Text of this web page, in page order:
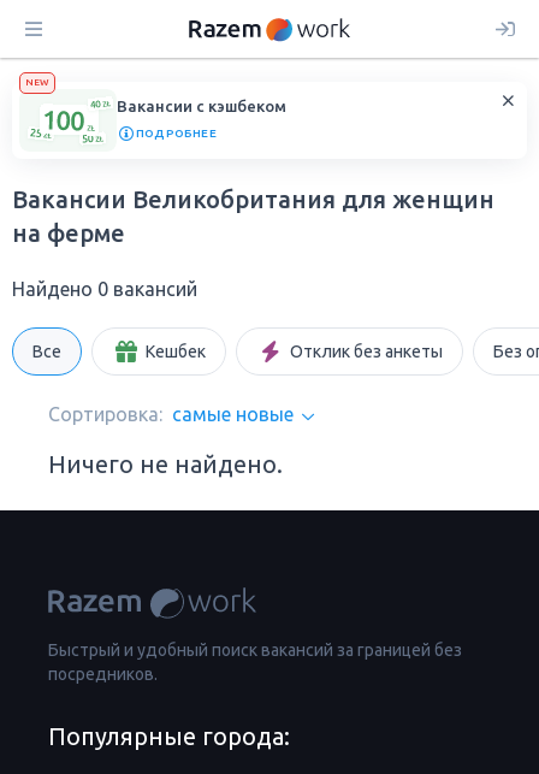
NEW
Вакансии с кэшбеком
ПОДРОБНЕЕ
Вакансии Великобритания для женщин
на ферме
Найдено 0 вакансий
Все Кешбек Отклик без анкеты Без
Сортировка: самые новые
Ничего не найдено.
Быстрый и удобный поиск вакансий за границей без
посредников.
Популярные города: